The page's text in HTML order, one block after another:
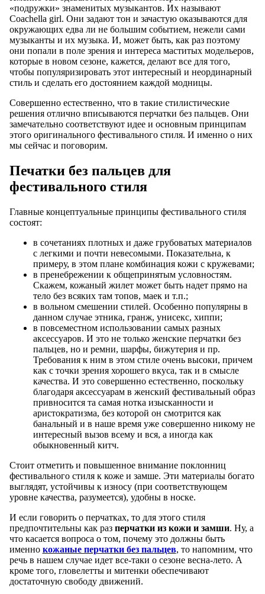
«подружки» знаменитых музыкантов. Их называют
Coachella girl. Они задают тон и зачастую оказываются для
окружающих едва ли не большим событием, нежели сами
музыканты и их музыка. И, может быть, как раз поэтому
они попали в поле зрения и интереса маститых модельеров,
которые в новом сезоне, кажется, делают все для того,
чтобы популяризировать этот интересный и неординарный
стиль и сделать его достоянием каждой модницы.
Совершенно естественно, что в такие стилистические
решения отлично вписываются перчатки без пальцев. Они
замечательно соответствуют идее и основным принципам
этого оригинального фестивального стиля. И именно о них
мы сейчас и поговорим.
Печатки без пальцев для
фестивального стиля
Главные концептуальные принципы фестивального стиля
состоят:
в сочетаниях плотных и даже грубоватых материалов
с легкими и почти невесомыми. Показательна, к
примеру, в этом плане комбинация кожи с кружевами;
в пренебрежении к общепринятым условностям.
Скажем, кожаный жилет может быть надет прямо на
тело без всяких там топов, маек и т.п.;
в вольном смешении стилей. Особенно популярны в
данном случае этника, гранж, унисекс, хиппи;
в повсеместном использовании самых разных
аксессуаров. И это не только женские перчатки без
пальцев, но и ремни, шарфы, бижутерия и пр.
Требования к ним в этом стиле очень высоки, причем
как с точки зрения хорошего вкуса, так и в смысле
качества. И это совершенно естественно, поскольку
благодаря аксессуарам в женский фестивальный образ
привносится та самая нотка изысканности и
аристократизма, без которой он смотрится как
банальный и в наше время уже совершенно никому не
интересный вызов всему и вся, а иногда как
обыкновенный китч.
Стоит отметить и повышенное внимание поклонниц
фестивального стиля к коже и замше. Эти материалы богато
выглядят, устойчивы к износу (при соответствующем
уровне качества, разумеется), удобны в носке.
И если говорить о перчатках, то для этого стиля
предпочтительны как раз перчатки из кожи и замши. Ну, а
что касается вопроса о том, почему это должны быть
именно кожаные перчатки без пальцев, то напомним, что
речь в нашем случае идет все-таки о сезоне весна-лето. А
кроме того, гловелетты и митенки обеспечивают
достаточную свободу движений.